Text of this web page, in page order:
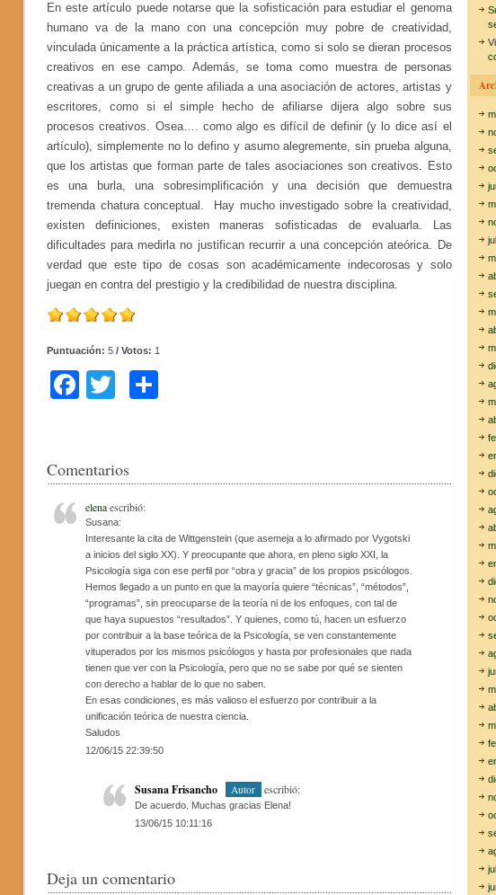
En este artículo puede notarse que la sofisticación para estudiar el genoma
humano va de la mano con una concepción muy pobre de creatividad,
vinculada únicamente a la práctica artística, como si solo se dieran procesos
creativos en ese campo. Además, se toma como muestra de personas
creativas a un grupo de gente afiliada a una asociación de actores, artistas y
escritores, como si el simple hecho de afiliarse dijera algo sobre sus
procesos creativos. Osea…. como algo es difícil de definir (y lo dice así el
artículo), simplemente no lo defino y asumo alegremente, sin prueba alguna,
que los artistas que forman parte de tales asociaciones son creativos. Esto
es una burla, una sobresimplificación y una decisión que demuestra
tremenda chatura conceptual. Hay mucho investigado sobre la creatividad,
existen definiciones, existen maneras sofisticadas de evaluarla. Las
dificultades para medirla no justifican recurrir a una concepción ateórica. De
verdad que este tipo de cosas son académicamente indecorosas y solo
juegan en contra del prestigio y la credibilidad de nuestra disciplina.
Puntuación: 5 / Votos: 1
F
e
b
o
o
k
er
tir
Comentarios
elenaescribió:
Susana:
Interesante la cita de Wittgenstein (que asemeja a lo afirmado por Vygotski
a inicios del siglo XX). Y preocupante que ahora, en pleno siglo XXI, la
Psicología siga con ese perfil por “obra y gracia” de los propios psicólogos.
Hemos llegado a un punto en que la mayoría quiere “técnicas”, “métodos”,
“programas”, sin preocuparse de la teoría ni de los enfoques, con tal de
que haya supuestos “resultados”. Y quienes, como tú, hacen un esfuerzo
por contribuir a la base teórica de la Psicología, se ven constantemente
vituperados por los mismos psicólogos y hasta por profesionales que nada
tienen que ver con la Psicología, pero que no se sabe por qué se sienten
con derecho a hablar de lo que no saben.
En esas condiciones, es más valioso el esfuerzo por contribuir a la
unificación teórica de nuestra ciencia.
Saludos
12/06/15 22:39:50
Susana Frisancho Autor escribió:
De acuerdo. Muchas gracias Elena!
13/06/15 10:11:16
Deja un comentario